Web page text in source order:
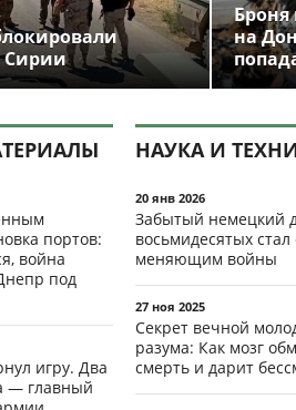
Сирии
Броня
на
портов:
война
под
игру. Два
— главный
НАУКА И
20 янв 2026
Забытый немецкий
восьмидесятых
меняющим войны
27 ноя 2025
Секрет вечной
разума: Как мозг
смерть и дарит